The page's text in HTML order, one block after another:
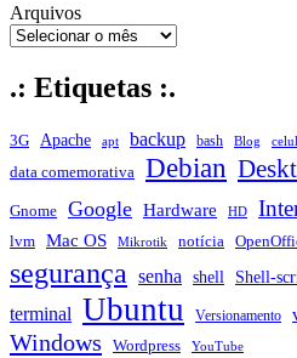
Arquivos
.: Etiquetas :.
3G Apache apt backup bash Blog
data comemorativa Debian
Gnome Google Hardware HD
lvm Mac OS Mikrotik notícia
segurança senha shell Shell-
terminal Ubuntu Versionamento
Windows Wordpress YouTube